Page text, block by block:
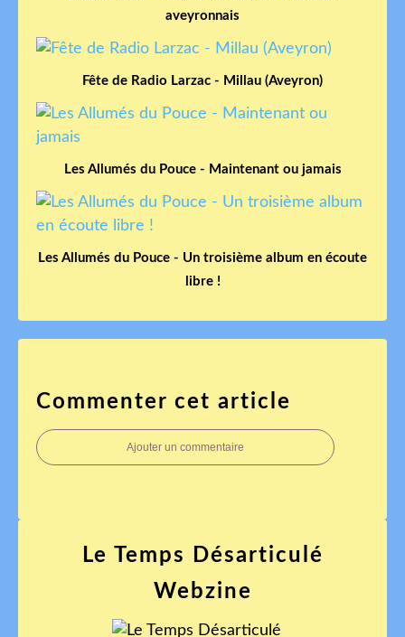
aveyronnais
Fête de Radio Larzac - Millau (Aveyron)
Les Allumés du Pouce - Maintenant ou jamais
Les Allumés du Pouce - Un troisième album en écoute
libre !
Commenter cet article
Ajouter un commentaire
Le Temps Désarticulé
Webzine